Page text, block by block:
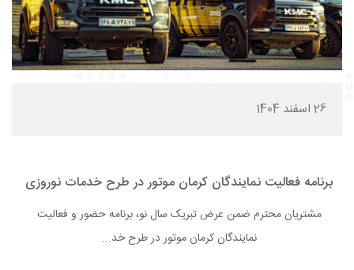
26 اسفند 1404
برنامه فعالیت نمایندگان کرمان موتور در طرح خدمات نوروزی
مشتریان محترم ضمن عرض تبریک سال نو، برنامه حضور و فعالیت
نمایندگان کرمان موتور در طرح خد...